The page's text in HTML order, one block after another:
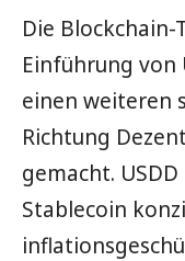
Die
Einführung von
einen weiteren
Richtung
gemacht.
Stablecoin